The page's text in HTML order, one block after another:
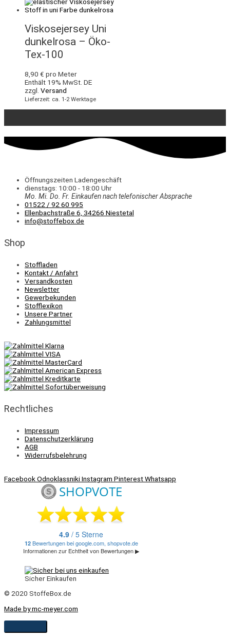
Viskosejersey Uni
dunkelrosa – Öko-
Tex-100
8,90 € pro Meter
Enthält 19% MwSt. DE
zzgl. Versand
Lieferzeit: ca. 1-2 Werktage
Öffnungszeiten Ladengeschäft
dienstags: 10:00 - 18:00 Uhr
Mo. Mi. Do. Fr. Einkaufennach telefonischer Absprache
01522 / 92 60 995
Ellenbachstraße 6, 34266 Niestetal
info@stoffebox.de
Shop
Stoffladen
Kontakt / Anfahrt
Versandkosten
Newsletter
Gewerbekunden
Stofflexikon
Unsere Partner
Zahlungsmittel
Rechtliches
Impressum
Datenschutzerklärung
AGB
Widerrufsbelehrung
FacebookOdnoklassnikiInstagram PinterestWhatsapp
Sicher Einkaufen
© 2020 StoffeBox.de
Made by mc-meyer.com